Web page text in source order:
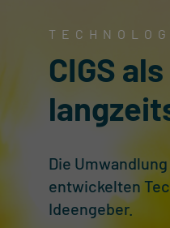
CIGS
Die
entwickelten
Ideengeber.